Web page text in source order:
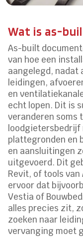
Wat is as-
As-built
van hoe een
aangelegd, nadat
leidingen,
en
echt lopen. Dit is
veranderen soms
loodgietersbedrijf
plattegronden en
en aansluitingen
uitgevoerd. Dit
Revit, of tools
ervoor dat
Vestia of
alles precies zit,
zoeken naar
vervanging moet